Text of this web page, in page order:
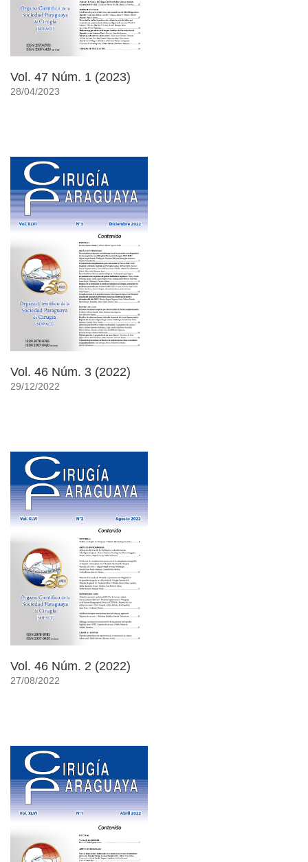
Vol. 47 Núm. 1 (2023)
28/04/2023
Vol. 46 Núm. 3 (2022)
29/12/2022
Vol. 46 Núm. 2 (2022)
27/08/2022